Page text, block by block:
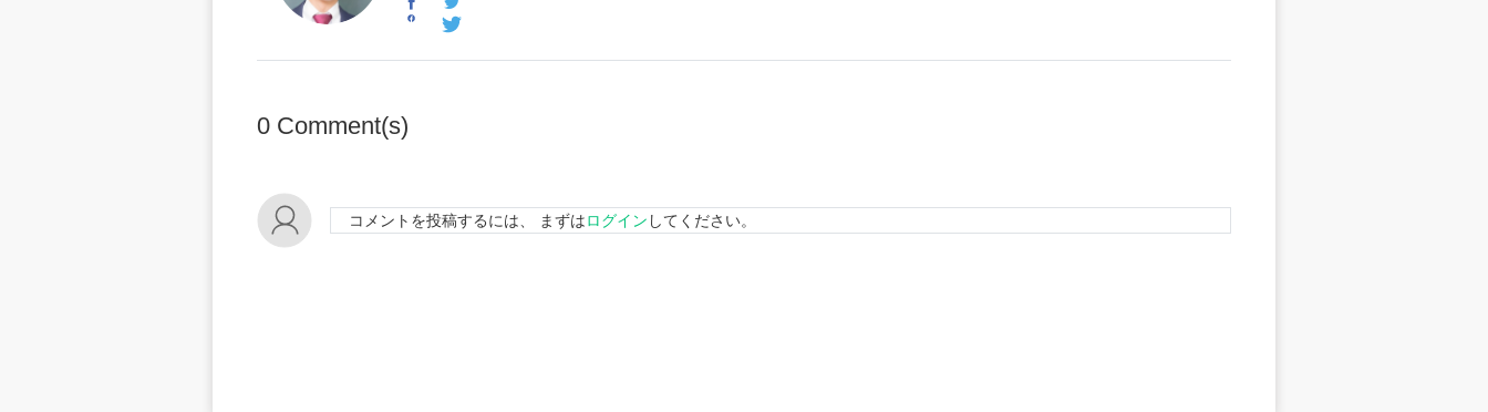
0 Comment(s)
コメントを投稿するには、 まずはログイン してください。